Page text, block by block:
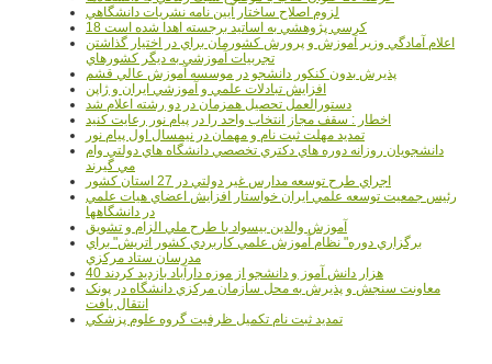
لزوم اصلاح ساختار آيين نامه نشريات دانشگاهي
18 کرسي پژوهشي به اساتيد برجسته اهدا شده است
اعلام آمادگي وزير آموزش و پرورش کشورمان براي در اختيار گذاشتن
تجربيات آموزشي به ديگر کشورهاي
پذيرش بدون کنکور دانشجو در موسسه آموزش عالي قشم
افزايش تبادلات علمي و آموزشي ايران و ژاپن
دستورالعمل تحصیل همزمان در دو رشته اعلام شد
اخطار : سقف مجاز انتخاب واحد را در پیام نور رعایت کنید
تمدید مهلت ثبت نام و مهمان در نیمسال اول پیام نور
دانشجويان روزانه دوره هاي دكتري تخصصي دانشگاه هاي دولتي وام
مي گيرند
اجراي طرح توسعه مدارس غير دولتي در 27 استان کشور
رئيس جمعيت توسعه علمي ايران خواستار افزايش اعضاي هيات علمي
در دانشگاهها
آموزش والدين بيسواد با طرح ملي الزام و تشويق
برگزاري دوره" نظام آموزش علمي كاربردي كشور اتريش" براي
مدرسان ستاد مرکزي
40 هزار دانش آموز و دانشجو از موزه دارآباد بازديد کردند
معاونت سنجش و پذيرش به محل سازمان مرکزي دانشگاه در پونک
انتقال يافت
تمديد ثبت نام تکميل ظرفيت گروه علوم پزشکي